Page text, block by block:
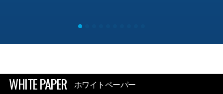
WHITE PAPER ホワイトペーパー